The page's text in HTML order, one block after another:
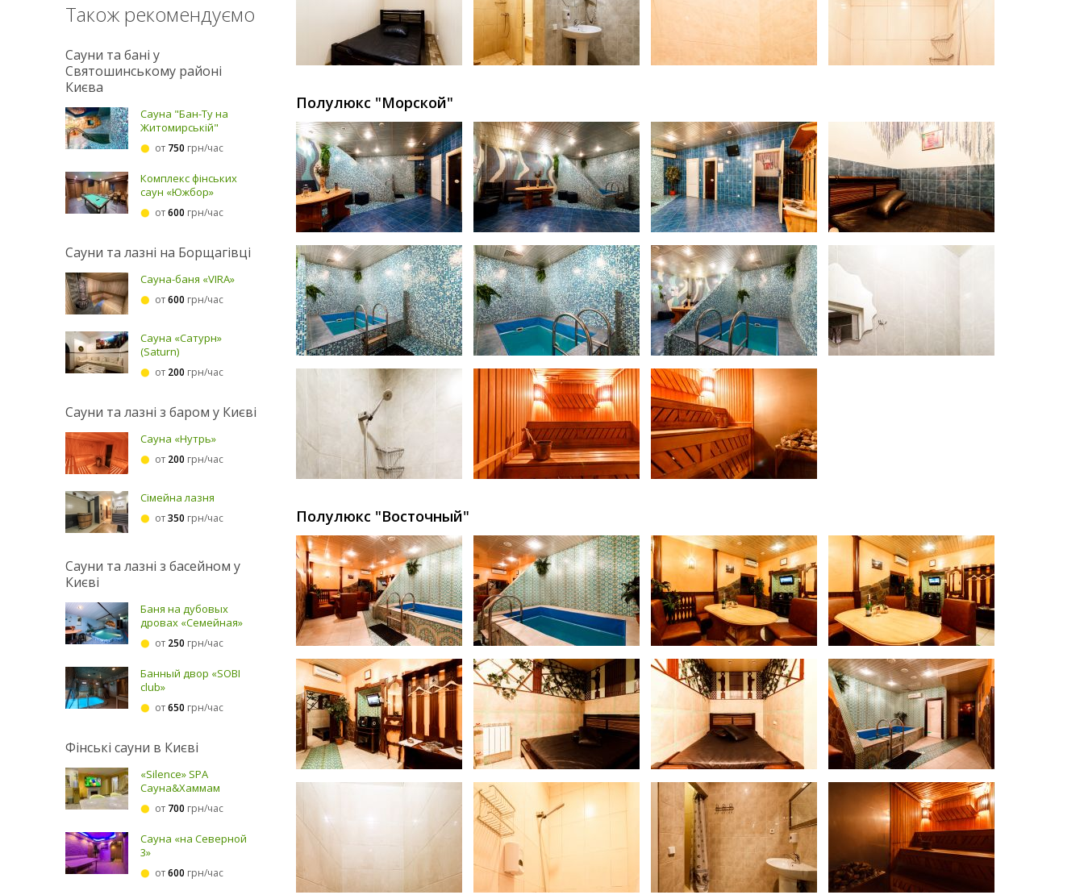
Полулюкс "Морской"
Полулюкс "Восточный"
Також рекомендуємо
Сауни та бані у
Святошинському районі
Києва
Сауна "Бан-Ту на
Житомирській"
от 750 грн/час
Комплекс фінських
саун «Южбор»
от600 грн/час
Сауни та лазні на Борщагівці
Сауна-баня «VIRA»
от600 грн/час
Сауна «Сатурн»
(Saturn)
от 200 грн/час
Сауни та лазні з баром у Києві
Сауна «Нутрь»
от 200 грн/час
Сімейна лазня
от350 грн/час
Сауни та лазні з басейном у
Києві
Баня на дубовых
дровах «Семейная»
от 250 грн/час
Банный двор «SOBI
club»
от650 грн/час
Фінські сауни в Києві
«Silence» SPA
Сауна&Хаммам
от 700 грн/час
Сауна «на Северной
3»
от600 грн/час